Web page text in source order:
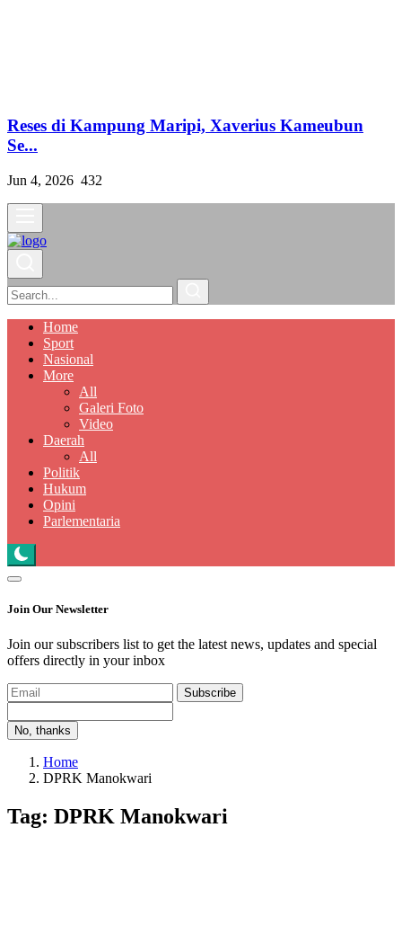
Reses di Kampung Maripi, Xaverius Kameubun
Se...
Jun 4, 2026 432
Home
Sport
Nasional
More
All
Galeri Foto
Video
Daerah
All
Politik
Hukum
Opini
Parlementaria
Join Our Newsletter
Join our subscribers list to get the latest news, updates and special
offers directly in your inbox
Subscribe
No, thanks
Home
DPRK Manokwari
Tag: DPRK Manokwari